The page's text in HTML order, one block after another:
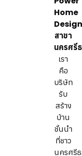
Home
สาขา
นครศรี
เรา
คือ
บริษัท
รับ
สร้าง
บ้าน
ชั้นนำ
ที่ชาว
นครศรี